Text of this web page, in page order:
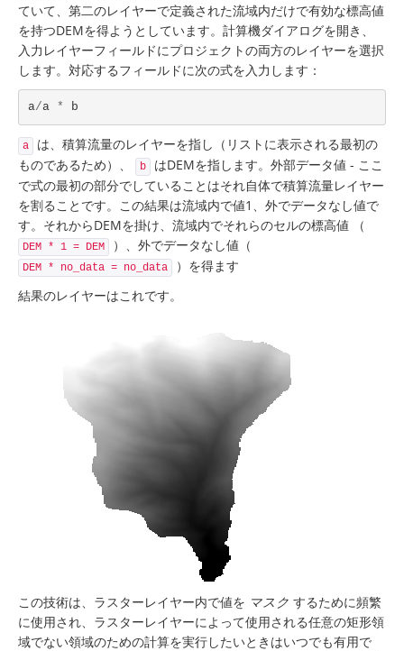
ていて、第二のレイヤーで定義された流域内だけで有効な標高値
を持つDEMを得ようとしています。計算機ダイアログを開き、
入力レイヤーフィールドにプロジェクトの両方のレイヤーを選択
します。対応するフィールドに次の式を入力します：
a/a * b
a
は、積算流量のレイヤーを指し（リストに表示される最初の
ものであるため）、
b
はDEMを指します。外部データ値 - ここ
で式の最初の部分でしていることはそれ自体で積算流量レイヤー
を割ることです。この結果は流域内で値1、外でデータなし値で
す。それからDEMを掛け、流域内でそれらのセルの標高値 （
DEM * 1 = DEM ）、外でデータなし値（
DEM * no_data = no_data
）を得ます
結果のレイヤーはこれです。
この技術は、ラスターレイヤー内で値を マスク するために頻繁
に使用され、ラスターレイヤーによって使用される任意の矩形領
域でない領域のための計算を実行したいときはいつでも有用で